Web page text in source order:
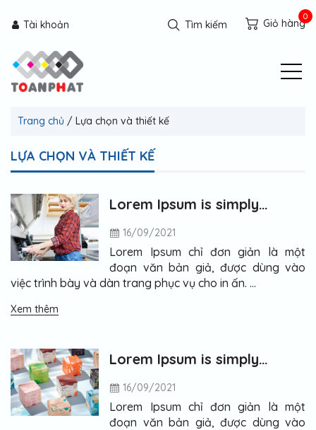
Tài khoản Tìm kiếm Giỏ hàng
Trang chủ / Lựa chọn và thiết kế
LỰA CHỌN VÀ THIẾT KẾ
Lorem Ipsum is simply
dummy text of the printing
16/09/2021
Lorem Ipsum chỉ đơn giản là một
đoạn văn bản giả, được dùng vào
việc trình bày và dàn trang phục vụ cho in ấn. …
Xem thêm
Lorem Ipsum is simply
dummy text of the printing
16/09/2021
Lorem Ipsum chỉ đơn giản là một
đoạn văn bản giả, được dùng vào